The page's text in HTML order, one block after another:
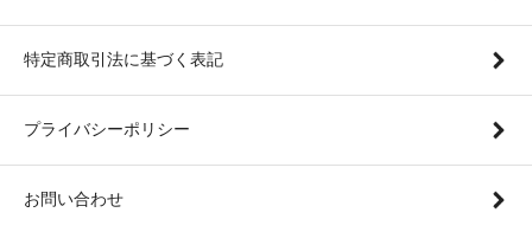
特定商取引法に基づく表記
プライバシーポリシー
お問い合わせ